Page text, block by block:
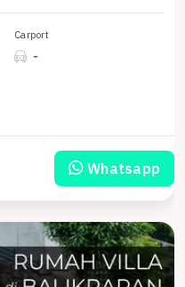
Carport
-
Whatsapp